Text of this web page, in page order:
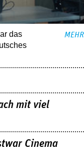
das
MEHR
mit viel
Cinema